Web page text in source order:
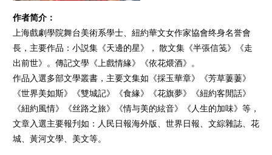
作者简介：
上海戲劇學院舞台美術系學士、紐約華文女作家協會终身名誉會
長，主要作品：小説集《天邊的星》， 散文集《半張信笺》《走
出前世》。傳記文學《上戲情緣》《依花煨酒》。
作品入選多部文學叢書，主要文集如《採玉華章》《芳草萋萋》
《世界美如斯》《雙城記》《食緣》《花旗夢》《紐約客閒話》
《紐約風情》《丝路之旅》《情与美的絃音》《人生的加味》等，
文章入選主要報刋如：人民日報海外版、世界日報、文綜雜誌、花
城、黃河文學、美文等。